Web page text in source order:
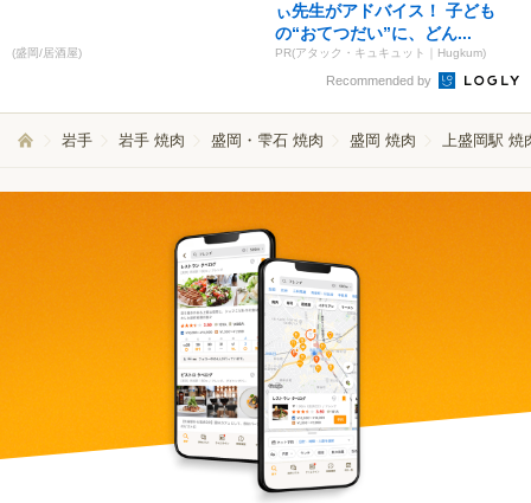
(盛岡/居酒屋)
ぃ先生がアドバイス！ 子ども
の“おてつだい”に、どん...
PR(アタック・キュキュット｜Hugkum)
Recommended by
岩手 岩手 焼肉 盛岡・雫石 焼肉 盛岡 焼肉 上盛岡駅 焼